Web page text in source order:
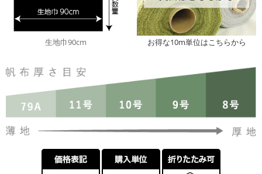
生地巾90cm お得な10m単位はこちらから